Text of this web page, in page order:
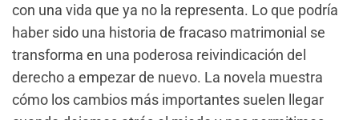
con una vida que ya no la representa. Lo que podría
haber sido una historia de fracaso matrimonial se
transforma en una poderosa reivindicación del
derecho a empezar de nuevo. La novela muestra
cómo los cambios más importantes suelen llegar